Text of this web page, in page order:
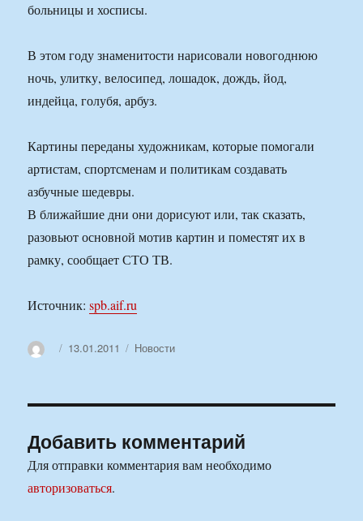
больницы и хосписы.
В этом году знаменитости нарисовали новогоднюю
ночь, улитку, велосипед, лошадок, дождь, йод,
индейца, голубя, арбуз.
Картины переданы художникам, которые помогали
артистам, спортсменам и политикам создавать
азбучные шедевры.
В ближайшие дни они дорисуют или, так сказать,
разовьют основной мотив картин и поместят их в
рамку, сообщает СТО ТВ.
Источник:spb.aif.ru
АвторОпубликовано
13.01.2011 Рубрики
Новости
Добавить комментарий
Для отправки комментария вам необходимо
авторизоваться.